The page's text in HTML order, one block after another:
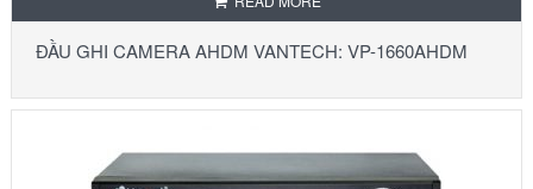
ĐẦU GHI CAMERA AHDM VANTECH: VP-1660AHDM